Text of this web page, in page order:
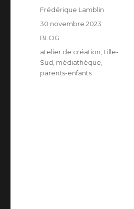
Auteur
Frédérique Lamblin
Publié
le
30 novembre 2023
Catégories
BLOG
Étiquettes
atelier de création, Lille-
Sud, médiathèque,
parents-enfants